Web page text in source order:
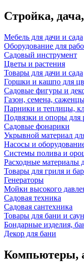
Стройка,
Мебель для дачи и сада
Оборудование для
Садовый инструмент
Цветы и растения
Товары для дачи и сада
Горшки и кашпо для
Садовые фигуры и
Газон, семена,
Парники и теплицы,
Подвязки и опоры для
Садовые фонарики
Укрывной материал
Насосы и
Системы полива и
Расходные материалы
Товары для гриля и
Генераторы
Мойки высокого
Садовая техника
Садовая сантехника
Товары для бани и
Бондарные изделия,
Декор для бани
Компьютеры,